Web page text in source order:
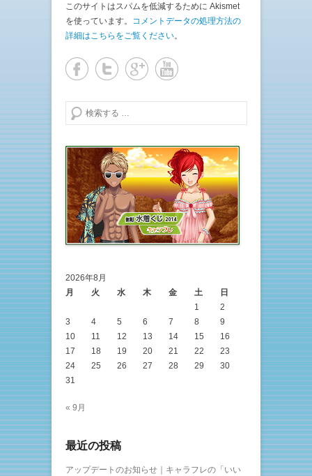
このサイトはスパムを低減するために Akismet
を使っています。 コメントデータの処理方法の
詳細はこちらをご覧ください。
検索する
2026年8月
月
火 水 木 金 土
日
1
2
3
4 5 6 7 8
9
10
11 12 13 14 15
16
17
18 19 20 21 22
23
24
25 26 27 28 29
30
31
« 9月
最近の投稿
アップデートのお知らせ｜キャラフレの「いい